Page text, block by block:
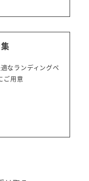
なランディングペ
ご用意